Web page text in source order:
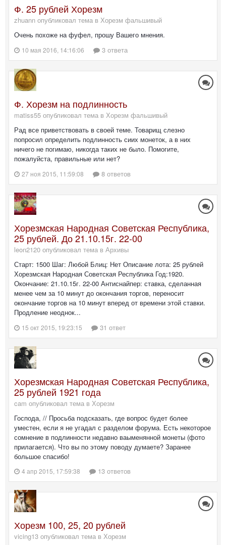
Ф. 25 рублей Хорезм
zhuann опубликовал тема в Хорезм фальшивый
Очень похоже на фуфел, прошу Вашего мнения.
10 мая 2016, 14:16:06 3 ответа
Ф. Хорезм на подлинность
matiss55 опубликовал тема в Хорезм фальшивый
Рад все приветствовать в своей теме. Товарищ слезно
попросил определить подлинность сиих монеток, а в них
ничего не погимаю, никогда таких не было. Помогите,
пожалуйста, правильные или нет?
27 ноя 2015, 11:59:08 8 ответов
Хорезмская Народная Советская Республика,
25 рублей. До 21.10.15г. 22-00
leon2120 опубликовал тема в Архивы
Старт: 1500 Шаг: Любой Блиц: Нет Описание лота: 25 рублей
Хорезмская Народная Советская Республика Год:1920.
Окончание: 21.10.15г. 22-00 Антиснайпер: ставка, сделанная
менее чем за 10 минут до окончания торгов, переносит
окончание торгов на 10 минут вперед от времени этой ставки.
Продление неоднок...
15 окт 2015, 19:23:15 31 ответ
Хорезмская Народная Советская Республика,
25 рублей 1921 года
cam опубликовал тема в Хорезм
Господа, // Просьба подсказать, где вопрос будет более
уместен, если я не угадал с разделом форума. Есть некоторое
сомнение в подлинности недавно ваыменянной монеты (фото
прилагается). Что вы по этому поводу думаете? Заранее
большое спасибо!
4 апр 2015, 17:59:38 13 ответов
Хорезм 100, 25, 20 рублей
vicing13 опубликовал тема в Хорезм